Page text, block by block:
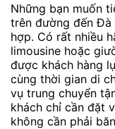
Những bạn muốn
trên đường đến Đà
hợp. Có rất nhiều
limousine hoặc
được khách hàng
cùng thời gian di
vụ trung chuyển
khách chỉ cần đặt
không cần phải